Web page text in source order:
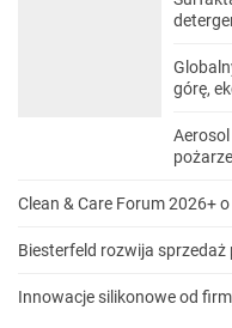
górę,
pożarze
Clean & Care Forum 2026+
Biesterfeld rozwija
Innowacje silikonowe od